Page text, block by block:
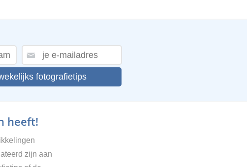
fotografietips
heeft!
zijn aan